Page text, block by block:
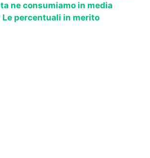
ne consumiamo in media
Le percentuali in merito